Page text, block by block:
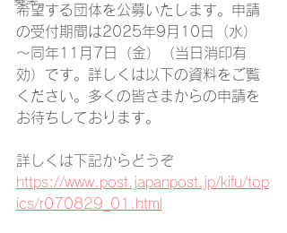
希望する団体を公募いたします。申請
の受付期間は2025年9月10日（水）
～同年11月7日（金）（当日消印有
効）です。詳しくは以下の資料をご覧
ください。多くの皆さまからの申請を
お待ちしております。
詳しくは下記からどうぞ
https://www.post.japanpost.jp/kifu/top
ics/r070829_01.html